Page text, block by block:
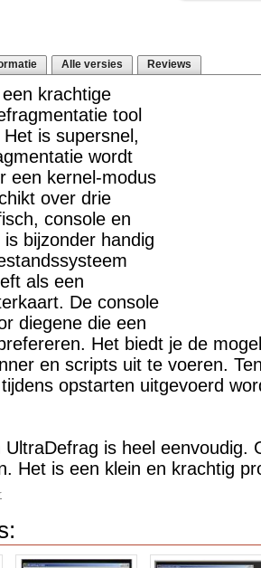
Alle versies Reviews
krachtige
tool
is supersnel,
wordt
een kernel-modus
over drie
console en
bijzonder handig
als een
De console
diegene die een
Het biedt je de
en scripts uit te voeren.
opstarten uitgevoerd
UltraDefrag is heel eenvoudig.
Het is een klein en krachtig